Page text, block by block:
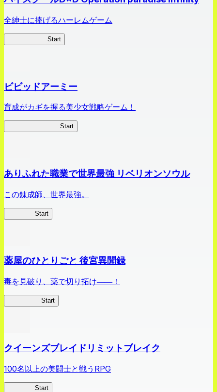
全紳士に捧げるハーレムゲーム
Start
ビビッドアーミー
育成がカギを握る美少女戦略ゲーム！
Start
ありふれた職業で世界最強 リベリオンソウル
この錬成師、世界最強。
Start
薬屋のひとりごと 後宮異聞録
毒を見破り、薬で切り拓け――！
Start
クイーンズブレイドリミットブレイク
100名以上の美闘士と戦うRPG
Start